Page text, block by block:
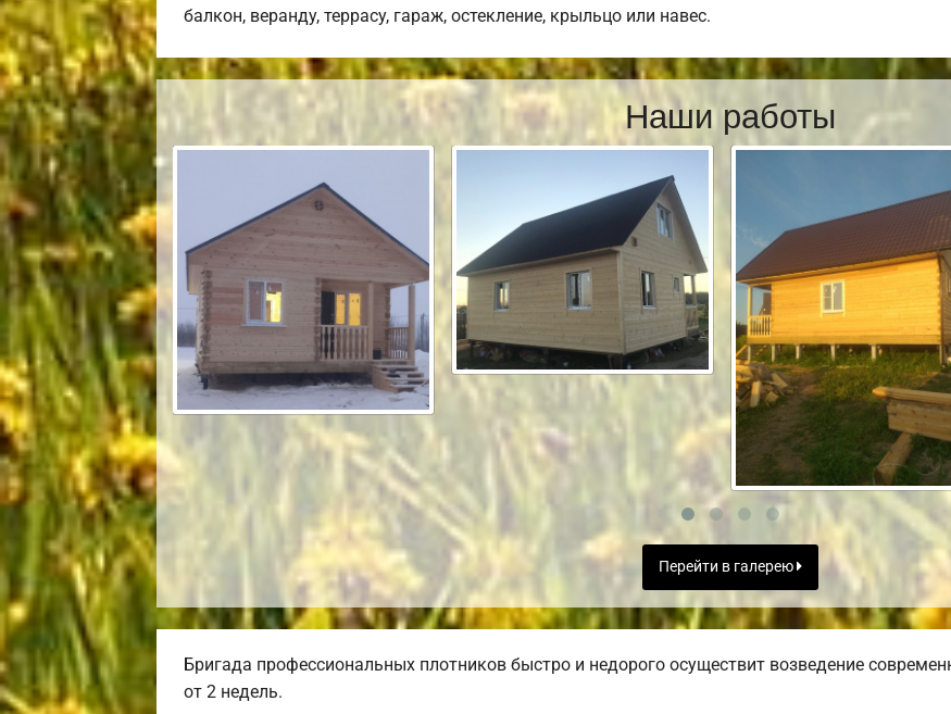
балкон, веранду, террасу, гараж, остекление, крыльцо или навес.
Наши работы
Перейти в галерею
Бригада профессиональных плотников быстро и недорого осуществит возведение
от 2 недель.